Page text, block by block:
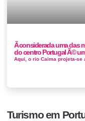
Ã considerada uma das
do centro Portugal Ã©
Turismo em